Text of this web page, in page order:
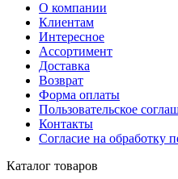
О компании
Клиентам
Интересное
Ассортимент
Доставка
Возврат
Форма оплаты
Пользовательское
Контакты
Согласие на обработку
Каталог товаров